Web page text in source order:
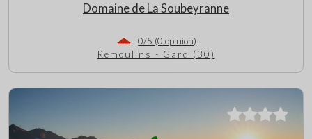
Domaine de La Soubeyranne
0/5 (0 opinion)
Remoulins - Gard (30)